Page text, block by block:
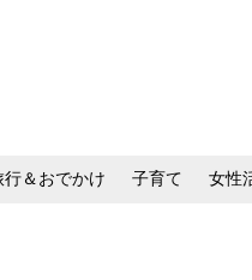
行＆おでかけ 子育て 女性